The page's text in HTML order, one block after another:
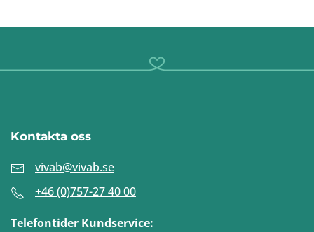
Kontakta oss
vivab@vivab.se
+46 (0)757-27 40 00
Telefontider Kundservice: